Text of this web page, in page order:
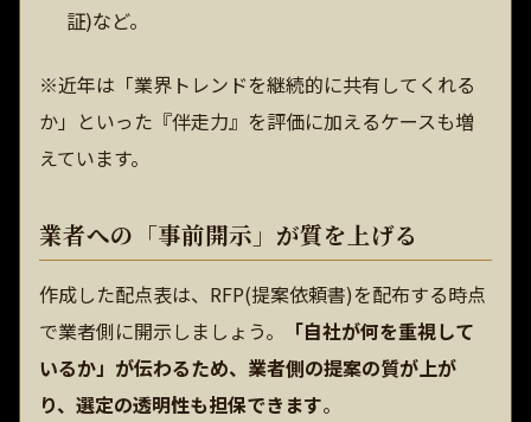
証)など。
※近年は「業界トレンドを継続的に共有してくれる
か」といった『伴走力』を評価に加えるケースも増
えています。
業者への「事前開示」が質を上げる
作成した配点表は、RFP(提案依頼書)を配布する時点
で業者側に開示しましょう。
「自社が何を重視して
いるか」が伝わるため、業者側の提案の質が上が
り、選定の透明性も担保できます。